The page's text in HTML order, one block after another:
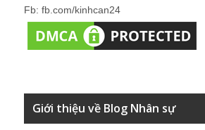
Fb: fb.com/kinhcan24
Giới thiệu về Blog Nhân sự